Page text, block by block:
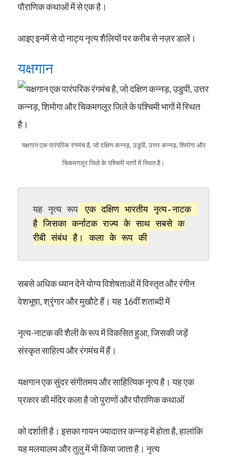
पौराणिक कथाओं में से एक है।
आइए इनमें से दो नाट्य नृत्य शैलियों पर करीब से नज़र डालें।
यक्षगान
यक्षगान एक पारंपरिक रंगमंच है, जो दक्षिण कन्नड़, उडुपी, उत्तर कन्नड़, शिमोगा और
चिकमगलूर जिले के पश्चिमी भागों में स्थित है।
यह नृत्य रूप
एक दक्षिण भारतीय नृत्य-नाटक
है जिसका कर्नाटक राज्य के साथ सबसे क
रीबी संबंध है। कला के रूप की
सबसे अधिक ध्यान देने योग्य विशेषताओं में विस्तृत और रंगीन
वेशभूषा, श्रृंगार और मुखौटे हैं। यह 16वीं शताब्दी में
नृत्य-नाटक की शैली के रूप में विकसित हुआ, जिसकी जड़ें
संस्कृत साहित्य और रंगमंच में हैं।
यक्षगान एक सुंदर संगीतमय और साहित्यिक नृत्य है। यह एक
प्रकार की मंदिर कला है जो पुराणों और पौराणिक कथाओं
को दर्शाती है। इसका गायन ज्यादातर कन्नड़ में होता है, हालांकि
यह मलयालम और तुलु में भी किया जाता है। नृत्य